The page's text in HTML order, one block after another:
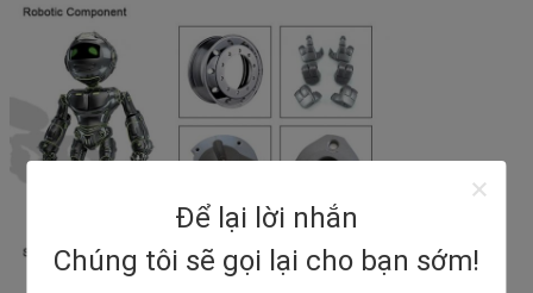
Để lại lời nhắn
Chúng tôi sẽ gọi lại cho bạn sớm!